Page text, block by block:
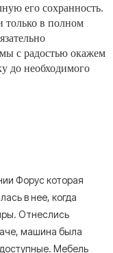
его сохранность.
только в полном
мы с радостью окажем
до необходимого
Форус которая
в нее, когда
Отнеслись
машина была
Мебель